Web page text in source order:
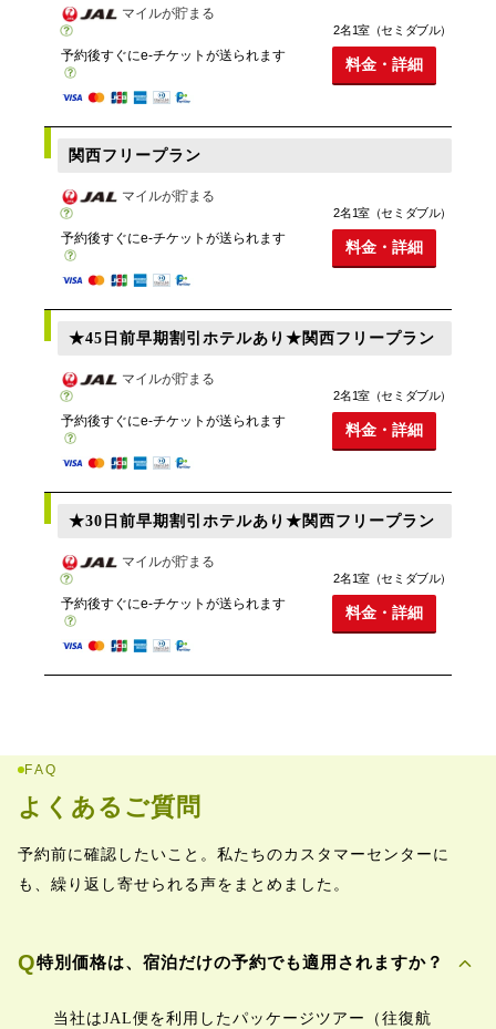
マイルが貯まる
予約後すぐにe-チケットが送られます
2名1室（セミダブル）
料金・詳細
関西フリープラン
マイルが貯まる
予約後すぐにe-チケットが送られます
2名1室（セミダブル）
料金・詳細
★45日前早期割引ホテルあり★関西フリープラン
マイルが貯まる
予約後すぐにe-チケットが送られます
2名1室（セミダブル）
料金・詳細
★30日前早期割引ホテルあり★関西フリープラン
マイルが貯まる
予約後すぐにe-チケットが送られます
2名1室（セミダブル）
料金・詳細
FAQ
よくあるご質問
予約前に確認したいこと。私たちのカスタマーセンターに
も、繰り返し寄せられる声をまとめました。
Q特別価格は、宿泊だけの予約でも適用されますか？ expand_more
当社はJAL便を利用したパッケージツアー（往復航